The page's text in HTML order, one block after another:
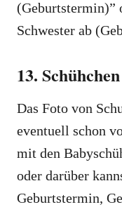
(Geburtstermin)”
Schwester ab
13. Schühchen
Das Foto von
eventuell schon
mit den
oder darüber
Geburtstermin,